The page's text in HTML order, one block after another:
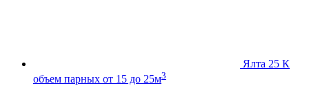
Ялта 25 К
объем парных от 15 до 25м3